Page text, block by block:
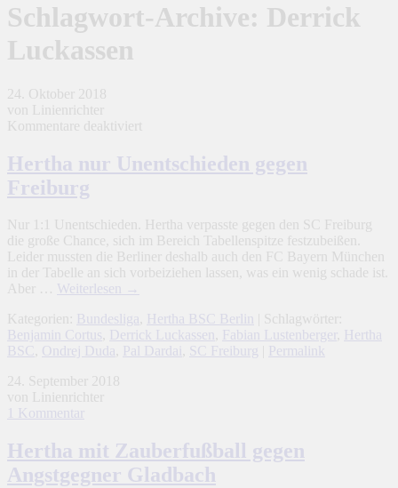
Schlagwort-Archive: Derrick
Luckassen
24. Oktober 2018
von Linienrichter
Kommentare deaktiviert
Unentschieden
Hertha nur Unentschieden gegen
Freiburg
Nur 1:1 Unentschieden. Hertha verpasste gegen den SC Freiburg
die große Chance, sich im Bereich Tabellenspitze festzubeißen.
Leider mussten die Berliner deshalb auch den FC Bayern München
in der Tabelle an sich vorbeiziehen lassen, was ein wenig schade ist.
Aber … Weiterlesen →
Kategorien:
Bundesliga, Hertha BSC Berlin | Schlagwörter:
Benjamin Cortus, Derrick Luckassen, Fabian Lustenberger ,
Hertha
BSC
, Ondrej Duda, Pal Dardai, SC Freiburg
Permalink
24. September 2018
von Linienrichter
1 Kommentar
Hertha mit Zauberfußball gegen
Angstgegner Gladbach